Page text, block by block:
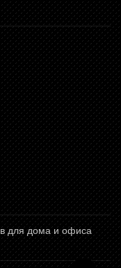
для дома и офиса